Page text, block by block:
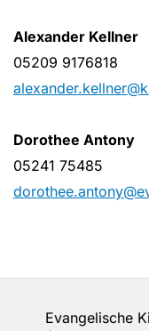
Alexander Kellner
05209 9176818
Dorothee Antony
05241 75485
Evangelische